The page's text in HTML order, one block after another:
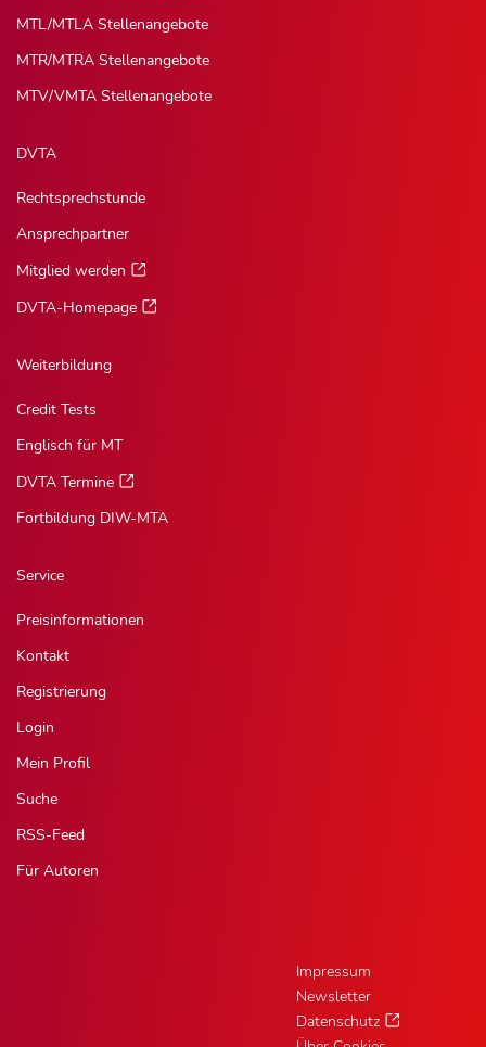
MTL/MTLA Stellenangebote
MTR/MTRA Stellenangebote
MTV/VMTA Stellenangebote
DVTA
Rechtsprechstunde
Ansprechpartner
Mitglied werden
DVTA-Homepage
Weiterbildung
Credit Tests
Englisch für MT
DVTA Termine
Fortbildung DIW-MTA
Service
Preisinformationen
Kontakt
Registrierung
Login
Mein Profil
Suche
RSS-Feed
Für Autoren
Impressum
Newsletter
Datenschutz